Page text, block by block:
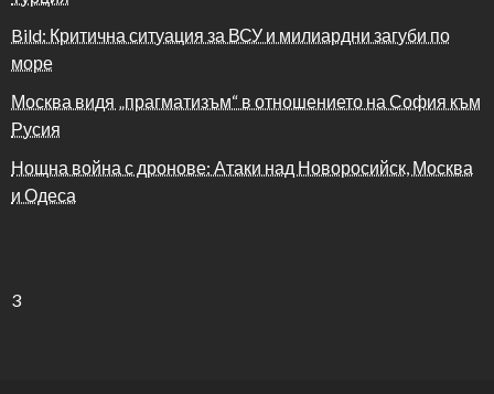
Bild: Критична ситуация за ВСУ и милиардни загуби по
море
Москва видя „прагматизъм“ в отношението на София към
Русия
Нощна война с дронове: Атаки над Новоросийск, Москва
и Одеса
3